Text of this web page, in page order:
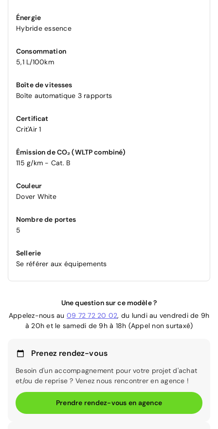
Énergie
Hybride essence
Consommation
5,1 L/100km
Boîte de vitesses
Boîte automatique 3 rapports
Certificat
Crit'Air 1
Émission de CO₂ (WLTP combiné)
115 g/km - Cat. B
Couleur
Dover White
Nombre de portes
5
Sellerie
Se référer aux équipements
Une question sur ce modèle ?
Appelez-nous au 09 72 72 20 02, du lundi au vendredi de 9h
à 20h et le samedi de 9h à 18h (Appel non surtaxé)
Prenez rendez-vous
Besoin d'un accompagnement pour votre projet d'achat
et/ou de reprise ? Venez nous rencontrer en agence !
Prendre rendez-vous en agence